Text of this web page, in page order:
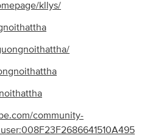
kllys/
community-